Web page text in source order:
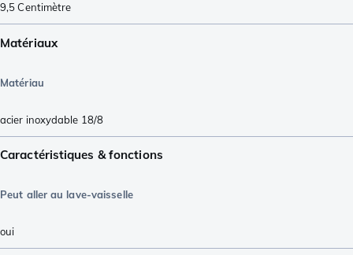
9,5Centimètre
Matériaux
Matériau
acier inoxydable 18/8
Caractéristiques & fonctions
Peut aller au lave-vaisselle
oui